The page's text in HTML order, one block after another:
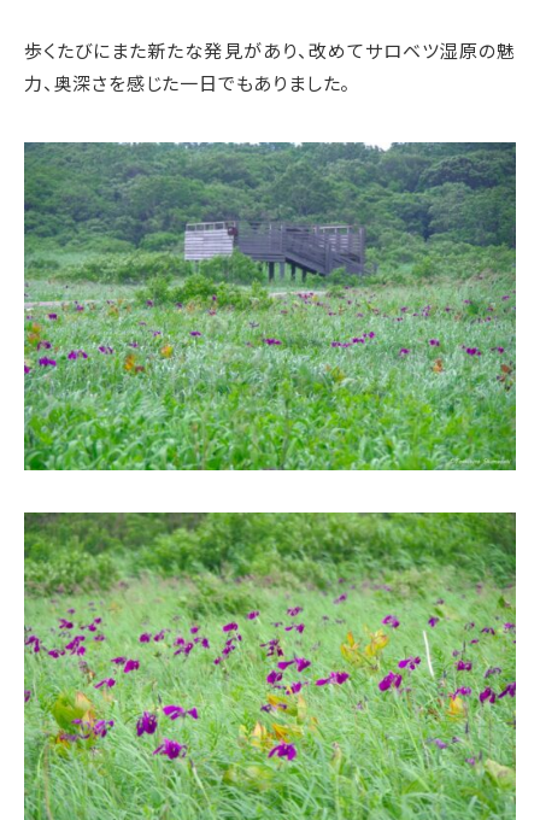
歩くたびにまた新たな発見があり、改めてサロベツ湿原の魅
力、奥深さを感じた一日でもありました。